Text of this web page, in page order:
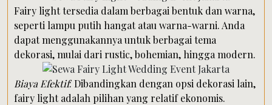
Fairy light tersedia dalam berbagai bentuk dan warna,
seperti lampu putih hangat atau warna-warni. Anda
dapat menggunakannya untuk berbagai tema
dekorasi, mulai dari rustic, bohemian, hingga modern.
Biaya Efektif: Dibandingkan dengan opsi dekorasi lain,
fairy light adalah pilihan yang relatif ekonomis.